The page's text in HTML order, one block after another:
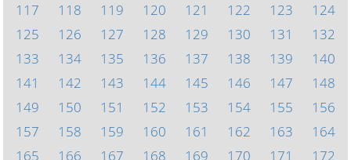
117
118 119 120 121 122 123
124
125
126 127 128 129 130 131
132
133
134 135 136 137 138 139
140
141
142 143 144 145 146 147
148
149
150 151 152 153 154 155
156
157
158 159 160 161 162 163
164
165
166 167 168 169 170 171
172